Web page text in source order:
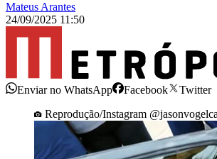
Mateus Arantes
24/09/2025 11:50
Enviar no WhatsApp Facebook
Twitter
Reprodução/Instagram